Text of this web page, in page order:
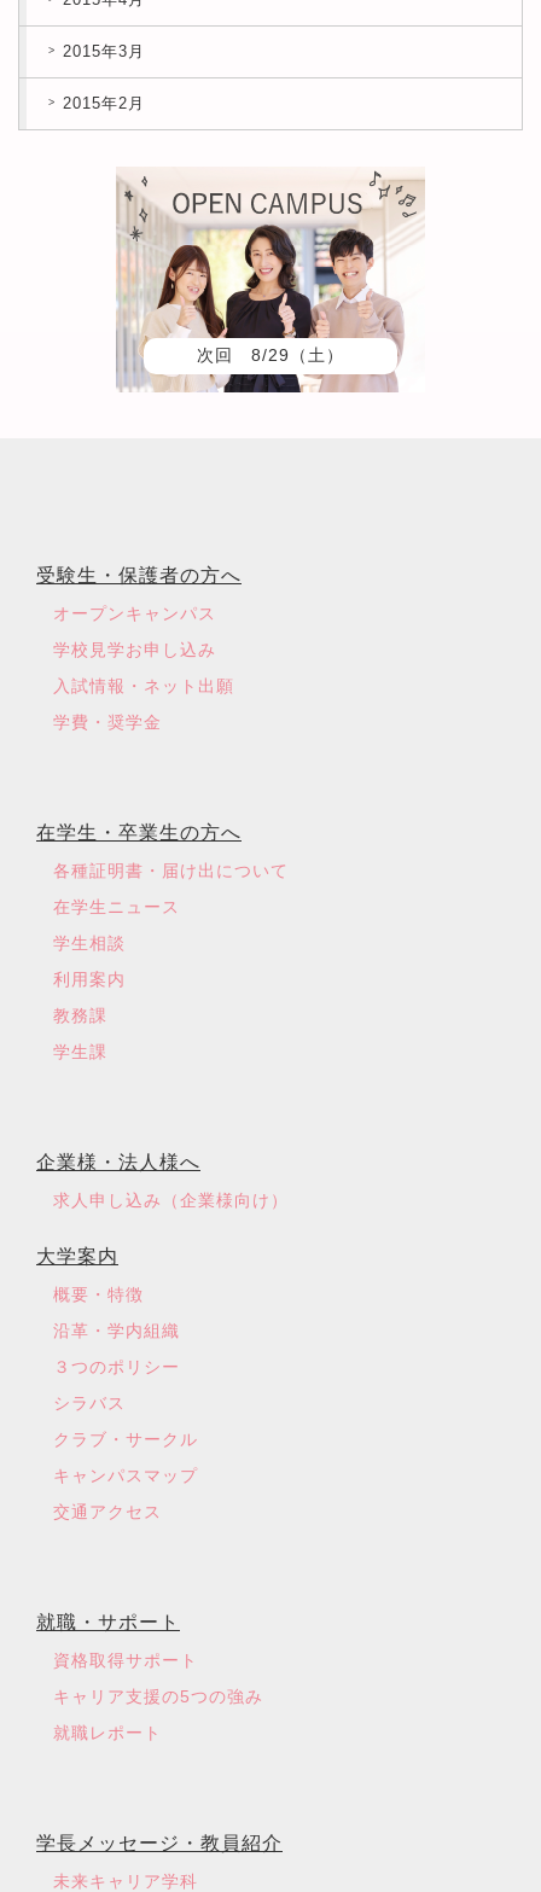
2015年3月
2015年2月
次回 8/29（土）
受験生・保護者の方へ
オープンキャンパス
学校見学お申し込み
入試情報・ネット出願
学費・奨学金
在学生・卒業生の方へ
各種証明書・届け出について
在学生ニュース
学生相談
利用案内
教務課
学生課
企業様・法人様へ
求人申し込み（企業様向け）
大学案内
概要・特徴
沿革・学内組織
３つのポリシー
シラバス
クラブ・サークル
キャンパスマップ
交通アクセス
就職・サポート
資格取得サポート
キャリア支援の5つの強み
就職レポート
学長メッセージ・教員紹介
未来キャリア学科